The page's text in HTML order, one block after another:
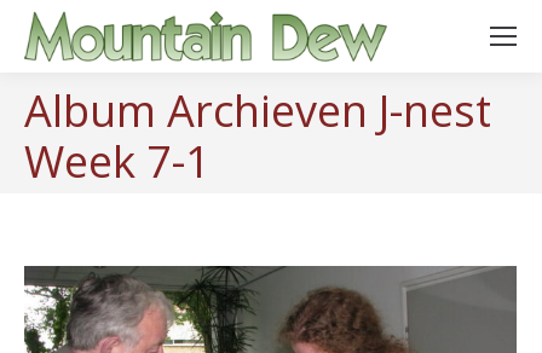
Album Archieven J-nest
Week 7-1